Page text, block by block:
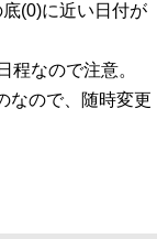
(0)に近い日付が
なので注意。
なので、随時変更